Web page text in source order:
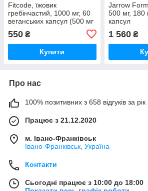
Fitcode, їжовик
гребінчастий, 1000 мг, 60
веганських капсул (500 мг
550 ₴
Купити
Jarrow
500 мг, 180
капсул
1 560₴
Про нас
100% позитивних з 658 відгуків за рік
Працює з 21.12.2020
м. Івано-Франківськ
Івано-Франківськ, Україна
Контакти
Сьогодні працює з 10:00 до 18:00